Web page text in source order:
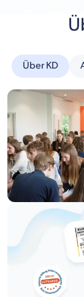
Über KD